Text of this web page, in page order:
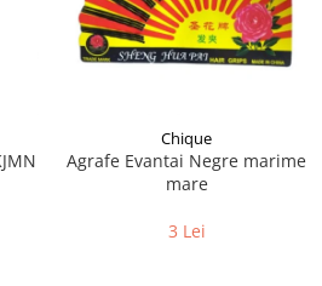
Chique
Agrafe Evantai Negre marime
mare
3 Lei